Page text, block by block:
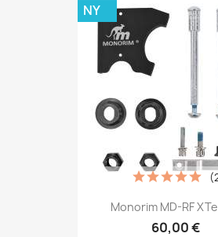
Monorim MD-RF
60,00 €
NY